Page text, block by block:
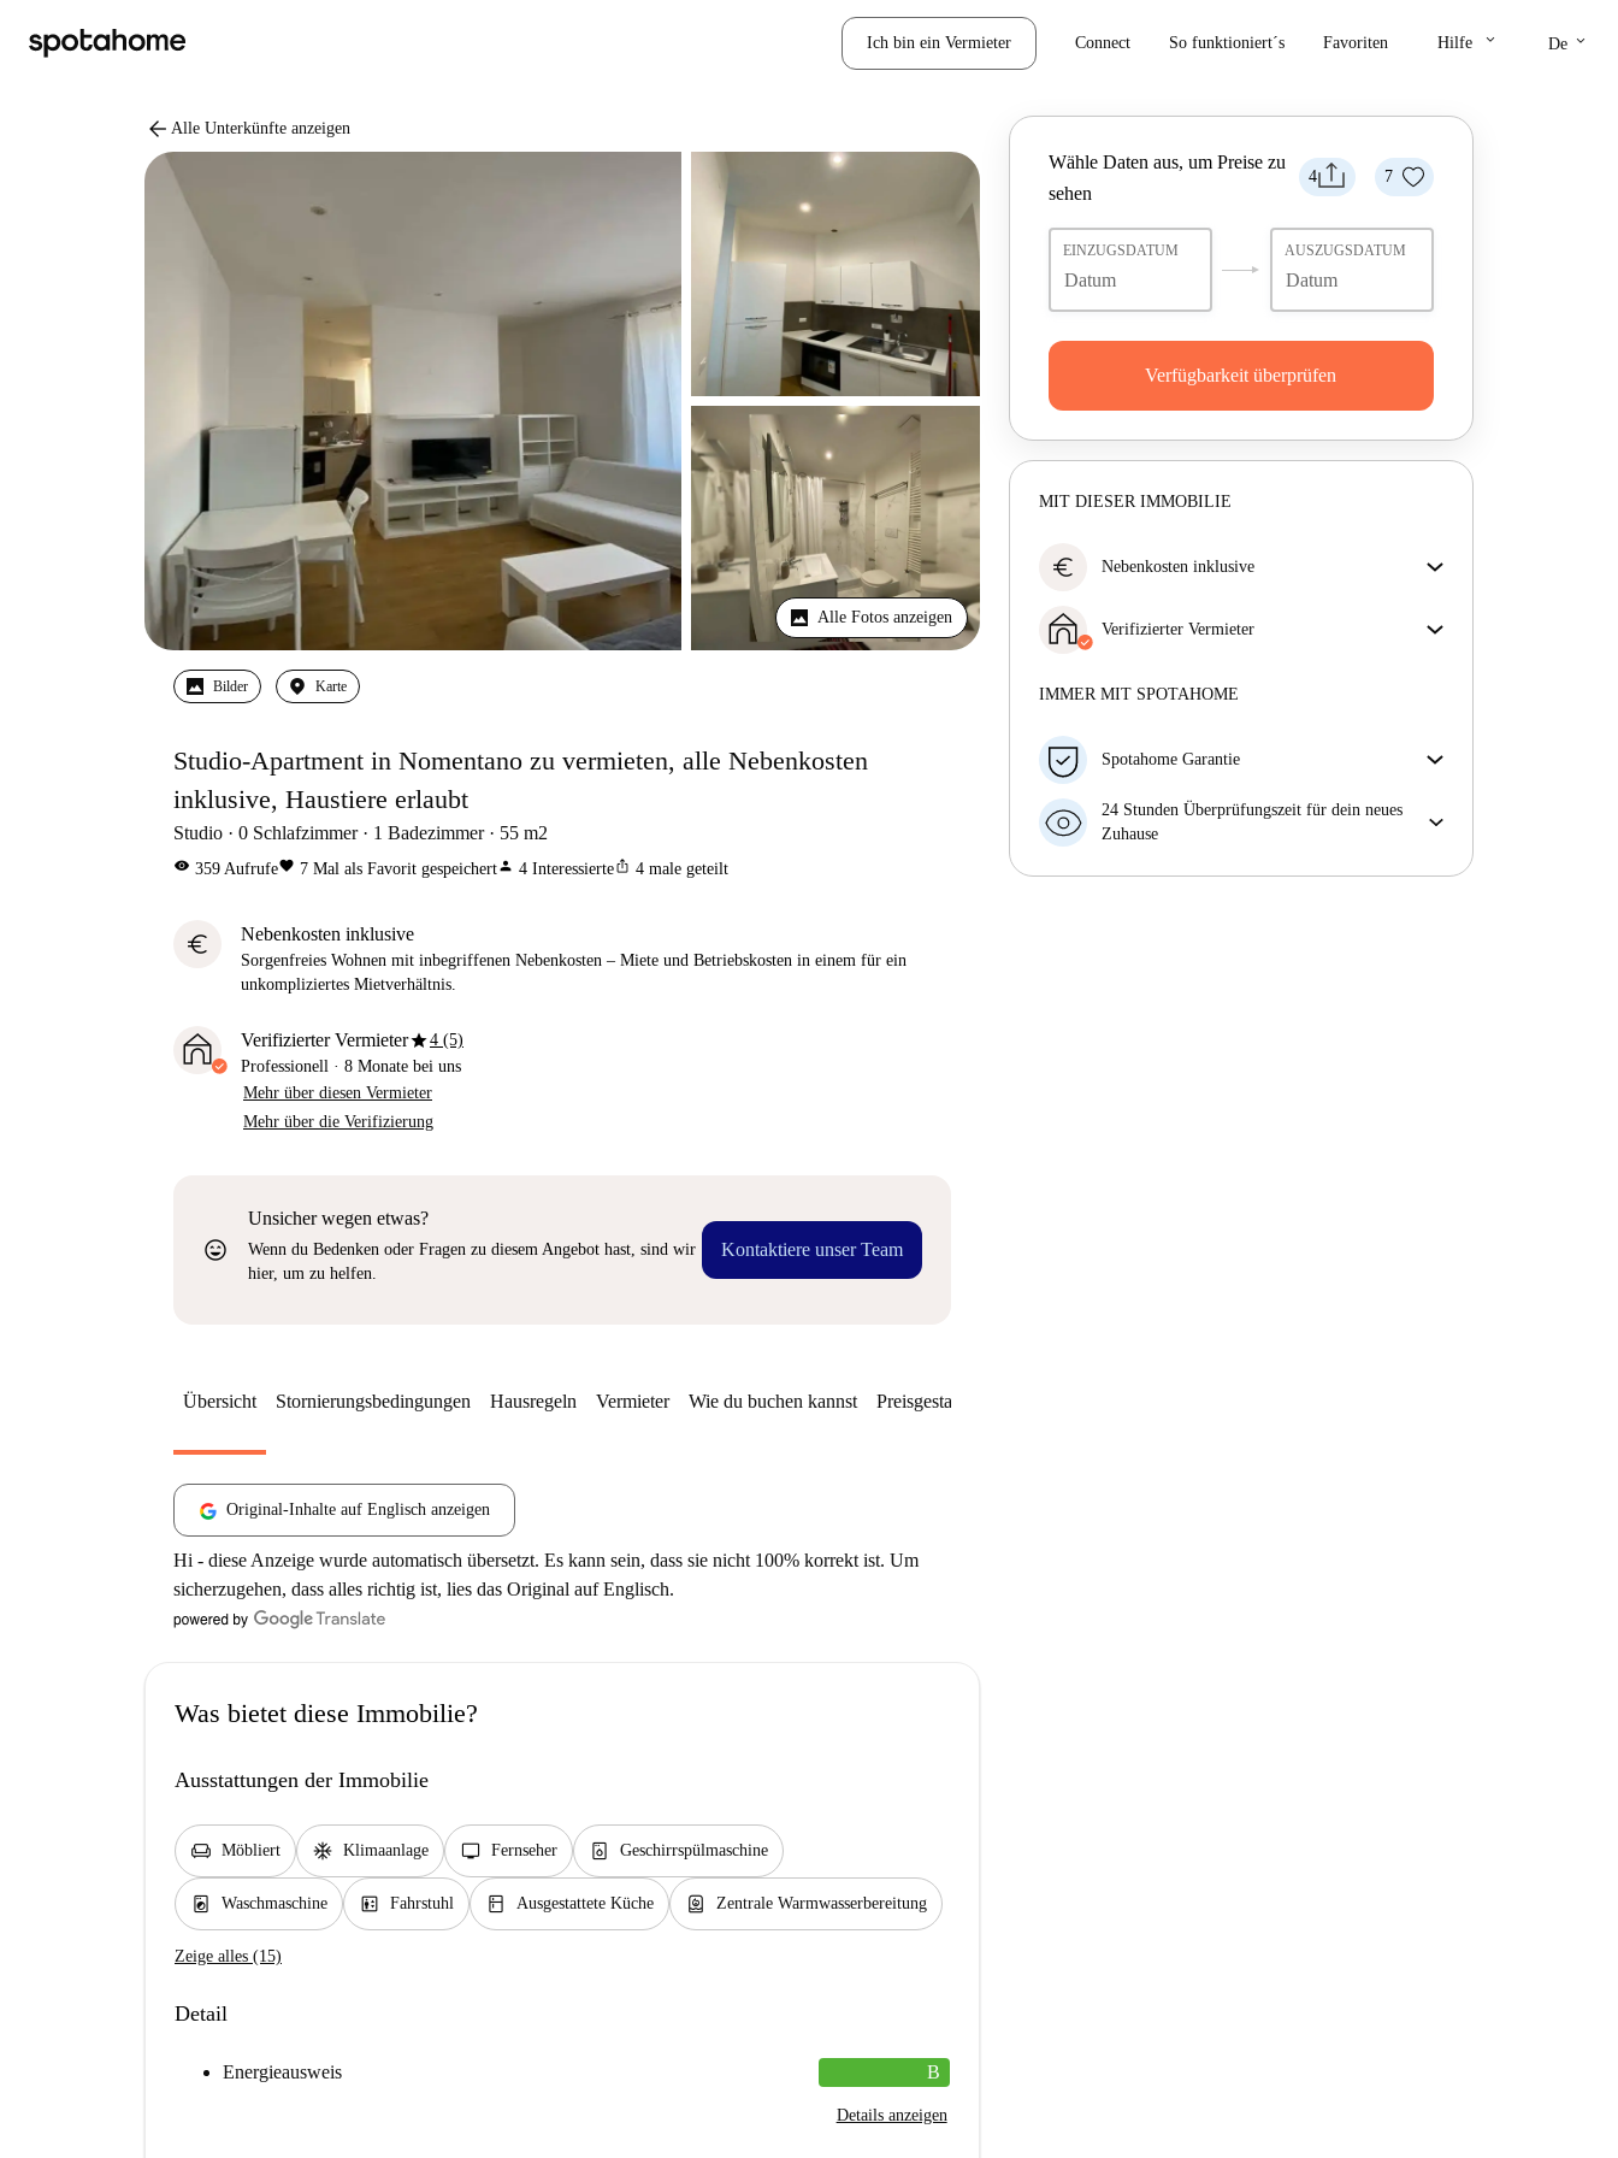
Ich bin ein Vermieter Connect So funktioniert´s Favoriten Hilfe keyboard_arrow_down De keyboard_arrow_down
arrow_back Alle Unterkünfte anzeigen
Alle Fotos anzeigen
Bilder Karte
Studio-Apartment in Nomentano zu vermieten, alle Nebenkosten
inklusive, Haustiere erlaubt
Studio 0 Schlafzimmer 1 Badezimmer 55 m2
visibility 359 Aufrufefavorite 7 Mal als Favorit gespeichertperson 4 Interessierteios_share 4 male geteilt
euro Nebenkosten inklusive
Sorgenfreies Wohnen mit inbegriffenen Nebenkosten – Miete und Betriebskosten in einem für ein
unkompliziertes Mietverhältnis.
Verifizierter Vermieterstar4 (5)
Professionell · 8 Monate bei uns
Mehr über diesen Vermieter
Mehr über die Verifizierung
sentiment_very_satisfied
Unsicher wegen etwas?
Wenn du Bedenken oder Fragen zu diesem Angebot hast, sind wir
hier, um zu helfen.
Kontaktiere unser Team
4 7
Wähle Daten aus, um Preise zu
sehen
EINZUGSDATUM AUSZUGSDATUM
Verfügbarkeit überprüfen
MIT DIESER IMMOBILIE
euro Nebenkosten inklusive
– Miete und Betriebskosten in einem für ein
unkompliziertes Mietverhältnis.
Verifizierter Vermieter
Mehr über diesen Vermieter
IMMER MIT SPOTAHOME
Spotahome Garantie
Falls der Vermieter deine Buchung kurzfristig
storniert, werden wir dir entweder A) ein Hotel
finden oder B) den gezahlten Betrag vollständig
24 Stunden Überprüfungszeit für dein neues
Zuhause
Übersicht Stornierungsbedingungen Hausregeln Vermieter Wie du buchen kannst Preisgestaltung
Original-Inhalte auf Englisch anzeigen
Hi - diese Anzeige wurde automatisch übersetzt. Es kann sein, dass sie nicht 100% korrekt ist. Um
sicherzugehen, dass alles richtig ist, lies das Original auf Englisch.
Was bietet diese Immobilie?
Ausstattungen der Immobilie
chair Möbliert ac_unit Klimaanlage tv Fernseher dishwasher_gen Geschirrspülmaschine
local_laundry_service Waschmaschine elevator Fahrstuhl kitchen Ausgestattete Küche water_heater Zentrale Warmwasserbereitung
Zeige alles (15)
Detail
Energieausweis B
Details anzeigen